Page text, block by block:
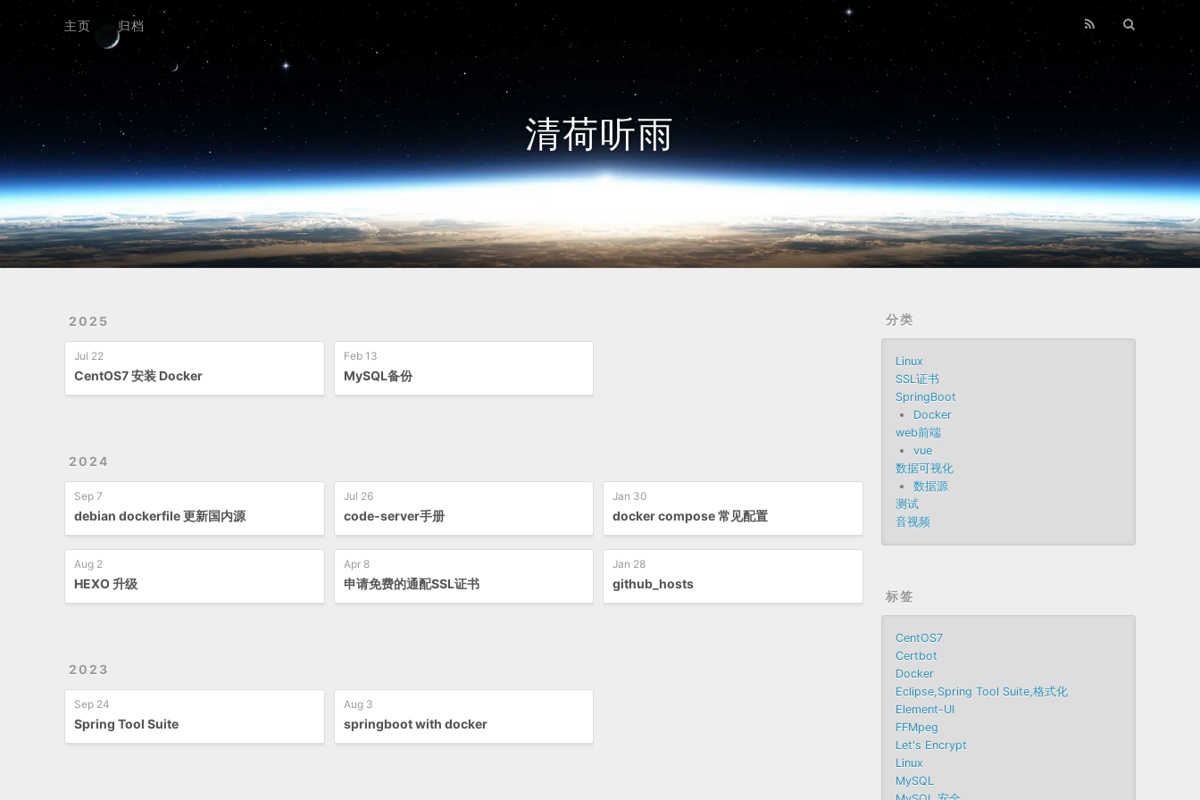
清荷听雨
主页 归档
2025
Jul 22
CentOS7 安装 Docker
Feb 13
MySQL备份
2024
Sep 7
debian dockerfile 更新国内源
Aug 2
HEXO 升级
Jul 26
code-server手册
Apr 8
申请免费的通配SSL证书
Jan 30
docker compose 常见配置
Jan 28
github_hosts
2023
Sep 24
Spring Tool Suite
Aug 3
springboot with docker
分类
Linux
SSL证书
SpringBoot
Docker
web前端
vue
数据可视化
数据源
测试
音视频
标签
CentOS7
Certbot
Docker
Eclipse,Spring Tool Suite,格式化
Element-UI
FFMpeg
Let's Encrypt
Linux
MySQL